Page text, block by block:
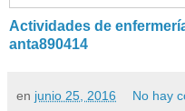
Actividades de
anta890414
en junio 25, 2016 No hay